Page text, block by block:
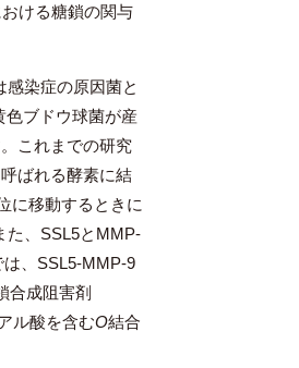
ける糖鎖の関与
染症の原因菌と
色ブドウ球菌が産
これまでの研究
ばれる酵素に結
に移動するときに
た、SSL5とMMP-
、SSL5-MMP-9
合成阻害剤
ル酸を含むO結合